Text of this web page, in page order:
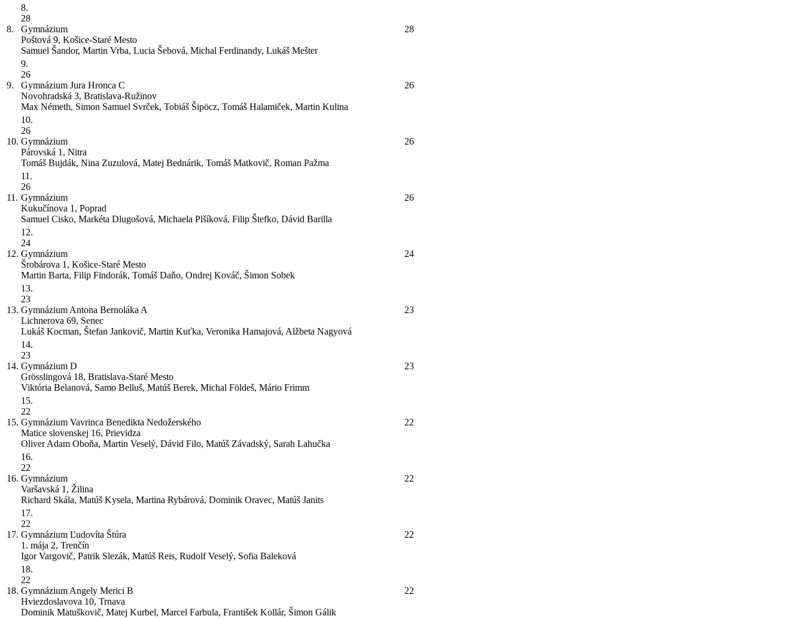
8.
8.
28
Gymnázium
Poštová 9, Košice-Staré Mesto
Samuel Šandor, Martin Vrba, Lucia Šebová, Michal Ferdinandy, Lukáš Mešter
28
9.
9.
26
Gymnázium Jura Hronca C
Novohradská 3, Bratislava-Ružinov
Max Németh, Simon Samuel Svrček, Tobiáš Šipöcz, Tomáš Halamiček, Martin Kulina
26
10.
10.
26
Gymnázium
Párovská 1, Nitra
Tomáš Bujdák, Nina Zuzulová, Matej Bednárik, Tomáš Matkovič, Roman Pažma
26
11.
11.
26
Gymnázium
Kukučínova 1, Poprad
Samuel Cisko, Markéta Dlugošová, Michaela Plšíková, Filip Štefko, Dávid Barilla
26
12.
12.
24
Gymnázium
Šrobárova 1, Košice-Staré Mesto
Martin Barta, Filip Findorák, Tomáš Daňo, Ondrej Kováč, Šimon Sobek
24
13.
13.
23
Gymnázium Antona Bernoláka A
Lichnerova 69, Senec
Lukáš Kocman, Štefan Jankovič, Martin Kuťka, Veronika Hamajová, Alžbeta Nagyová
23
14.
14.
23
Gymnázium D
Grösslingová 18, Bratislava-Staré Mesto
Viktória Belanová, Samo Belluš, Matúš Berek, Michal Földeš, Mário Frimm
23
15.
15.
22
Gymnázium Vavrinca Benedikta Nedožerského
Matice slovenskej 16, Prievidza
Oliver Adam Oboňa, Martin Veselý, Dávid Filo, Matúš Závadský, Sarah Lahučka
22
16.
16.
22
Gymnázium
Varšavská 1, Žilina
Richard Skála, Matúš Kysela, Martina Rybárová, Dominik Oravec, Matúš Janits
22
17.
17.
22
Gymnázium Ľudovíta Štúra
1. mája 2, Trenčín
Igor Vargovič, Patrik Slezák, Matúš Reis, Rudolf Veselý, Sofia Baleková
22
18.
18.
22
Gymnázium Angely Merici B
Hviezdoslavova 10, Trnava
Dominik Matuškovič, Matej Kurbel, Marcel Farbula, František Kollár, Šimon Gálik
22